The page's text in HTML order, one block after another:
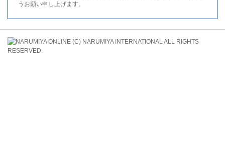
うお願い申し上げます。